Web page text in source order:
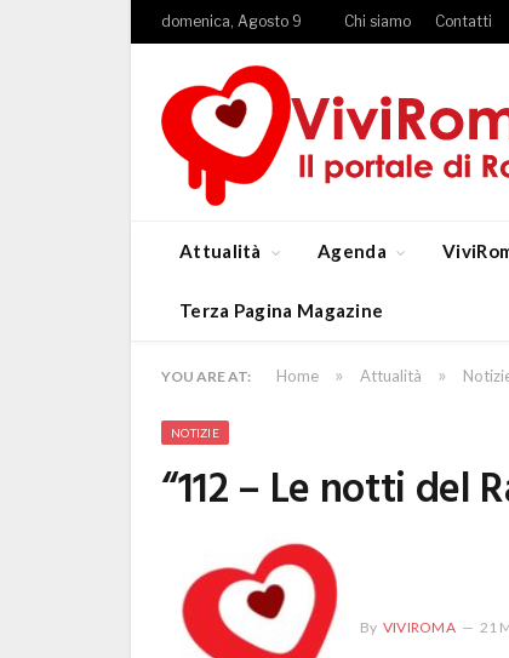
domenica, Agosto 9 Chi siamo Contatti
Attualità Agenda
Terza Pagina Magazine
YOU ARE AT: Home » Attualità »
NOTIZIE
“112 – Le notti del
By VIVIROMA 21